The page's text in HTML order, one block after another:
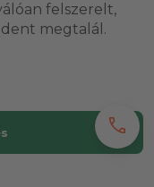
call
felszerelt,
megtalál.